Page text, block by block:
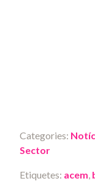
Categories:
Sector
Etiquetes: acem,